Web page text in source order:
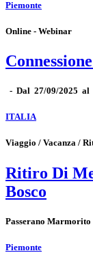
Piemonte
Online - Webinar
- Dal 27/09/2025 al
ITALIA
Viaggio / Vacanza /
Ritiro Di
Bosco
Passerano Marmorito
Piemonte